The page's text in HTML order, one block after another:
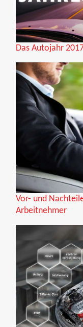
Das Autojahr
Vor- und
Arbeitnehmer